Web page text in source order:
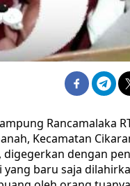
Rancamalaka
Kecamatan
digegerkan dengan
yang baru saja